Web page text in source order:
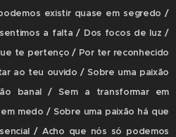
existir quase em segredo /
a falta / Dos focos de luz /
te pertenço / Por ter reconhecido
ao teu ouvido / Sobre uma paixão
banal / Sem a transformar em
medo / Sobre uma paixão há que
/ Acho que nós só podemos